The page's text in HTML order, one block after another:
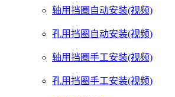
轴用挡圈自动安装(视频)
孔用挡圈自动安装(视频)
轴用挡圈手工安装(视频)
孔用挡圈手工安装(视频)